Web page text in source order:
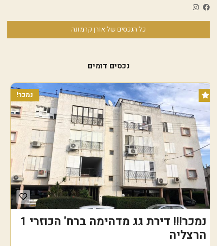
כל הנכסים של אורן קרמונה
נכסים דומים
נמכר!
נמכר!!! דירת גג מדהימה ברח' הכוזרי 1
הרצליה